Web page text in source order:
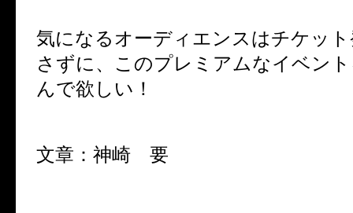
気になるオーディエンスはチケッ
さずに、このプレミアムなイベン
んで欲しい！
文章：神崎 要